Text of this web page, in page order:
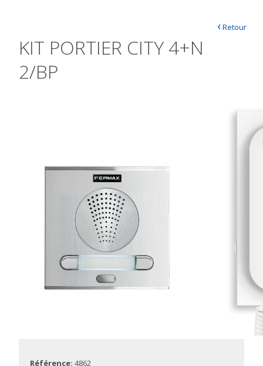
KIT PORTIER CITY 4+N
2/BP
‹Retour
Référence:4862